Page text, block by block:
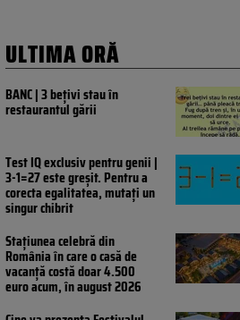
ULTIMA ORĂ
BANC | 3 bețivi stau în
restaurantul gării
Test IQ exclusiv pentru genii |
3-1=27 este greșit. Pentru a
corecta egalitatea, mutați un
singur chibrit
Stațiunea celebră din
România în care o casă de
vacanță costă doar 4.500
euro acum, în august 2026